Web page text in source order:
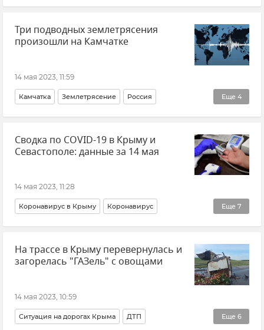
Франк-Вальтер Штайнмайер Германия Украина
Берлин Политика Новости В мире
Три подводных землетрясения
произошли на Камчатке
14 мая 2023, 11:59
Еще 4
Камчатка Землетрясение Россия
МЧС РФ (Министерство чрезвычайных ситуаций Российской Федерации)
Происшествия Тихий океан Новости
Сводка по COVID-19 в Крыму и
Севастополе: данные за 14 мая
14 мая 2023, 11:28
Еще 7
Коронавирус в Крыму Коронавирус
Распространение коронавируса в РФ Крым
Севастополь Новости Крыма
На трассе в Крыму перевернулась и
загорелась "ГАЗель" с овощами
14 мая 2023, 10:59
Еще 6
Ситуация на дорогах Крыма ДТП